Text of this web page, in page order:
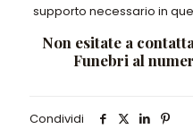
supporto necessario in
Non esitate a
Funebri al
Condividi